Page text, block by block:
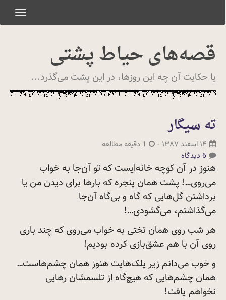
قصه‌های حیاط پشتی
یا حکایت آن چه این روزها، در این پشت می‌گذرد...
ته سیگار
۱۴ اسفند ۱۳۸۷ -
1 دقیقه مطالعه
6 دیدگاه
هنوز در آن کوچه خانه‌ایست که تو آن‌جا به خواب
می‌روی…! پشت همان پنجره که بارها برای دیدن من یا
برداشتن گل‌هایی که گاه و بی‌گاه آن‌جا
می‌گذاشتم، می‌گشودی…!
هر شب روی همان تختی به خواب می‌روی که چند باری
روی آن با هم عشق‌بازی کرده بودیم!
و خوب می‌دانم زیر پلک‌هایت هنوز همان چشم‌هاست…
همان چشم‌هایی که هیچ‌گاه از تلسمشان رهایی
نخواهم یافت!